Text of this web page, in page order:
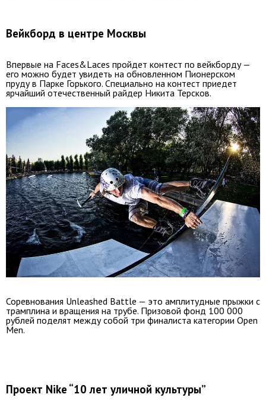
Вейкборд в центре Москвы
Впервые на Faces&Laces пройдет контест по вейкборду —
его можно будет увидеть на обновленном Пионерском
пруду в Парке Горького. Специально на контест приедет
ярчайший отечественный райдер Никита Терсков.
Соревнования Unleashed Battle — это амплитудные прыжки с
трамплина и вращения на трубе. Призовой фонд 100 000
рублей поделят между собой три финалиста категории Open
Men.
Проект Nike “10 лет уличной культуры”